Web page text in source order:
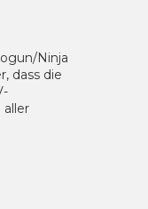
Ninja
dass die
aller